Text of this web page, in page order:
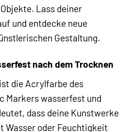
Lass deiner
und entdecke neue
Gestaltung.
nach dem Trocknen
die Acrylfarbe des
Markers wasserfest und
dass deine Kunstwerke
Wasser oder Feuchtigkeit